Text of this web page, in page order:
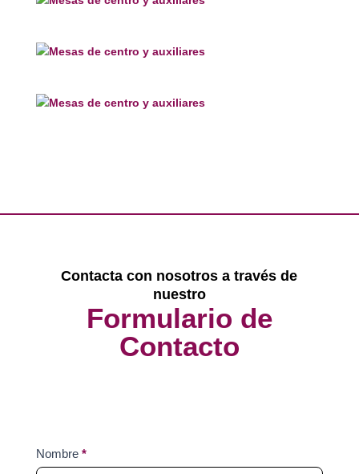
Contacta con nosotros a través de
nuestro
Formulario de
Contacto
Contact
Us
Nombre *